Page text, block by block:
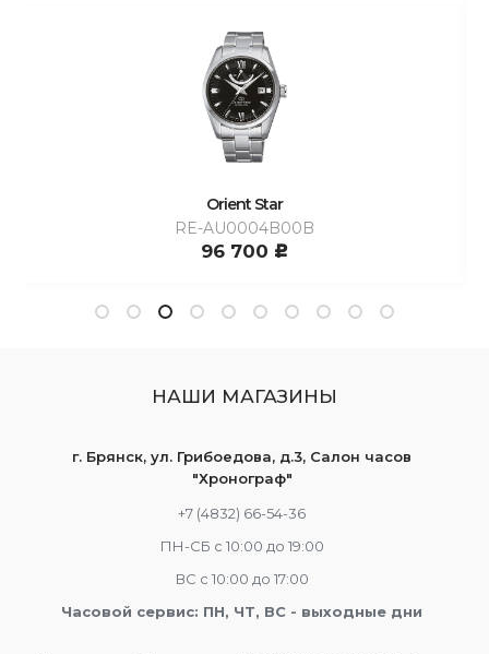
Orient Star
RE-AU0004B00B
96 700 c
НАШИ МАГАЗИНЫ
г. Брянск, ул. Грибоедова, д.3, Салон часов
"Хронограф"
+7 (4832) 66-54-36
ПН-СБ с 10:00 до 19:00
ВС с 10:00 до 17:00
Часовой сервис: ПН, ЧТ, ВС - выходные дни